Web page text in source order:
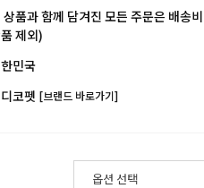
상품과 함께 담겨진 모든 주문은 배송
제외)
민국
코펫 [브랜드 바로가기]